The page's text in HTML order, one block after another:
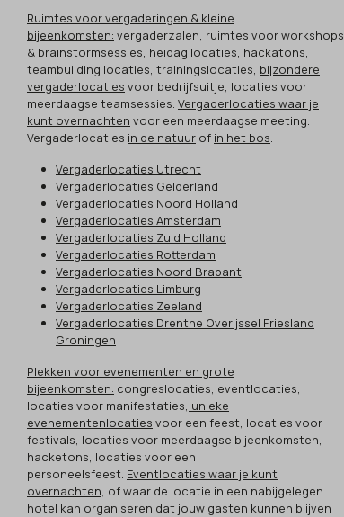
Ruimtes voor vergaderingen & kleine
bijeenkomsten: vergaderzalen, ruimtes voor workshops
& brainstormsessies, heidag locaties, hackatons,
teambuilding locaties, trainingslocaties, bijzondere
vergaderlocaties voor bedrijfsuitje, locaties voor
meerdaagse teamsessies. Vergaderlocaties waar je
kunt overnachten voor een meerdaagse meeting.
Vergaderlocaties in de natuur of in het bos.
Vergaderlocaties Utrecht
Vergaderlocaties Gelderland
Vergaderlocaties Noord Holland
Vergaderlocaties Amsterdam
Vergaderlocaties Zuid Holland
Vergaderlocaties Rotterdam
Vergaderlocaties Noord Brabant
Vergaderlocaties Limburg
Vergaderlocaties Zeeland
Vergaderlocaties Drenthe Overijssel Friesland
Groningen
Plekken voor evenementen en grote
bijeenkomsten: congreslocaties, eventlocaties,
locaties voor manifestaties, unieke
evenementenlocaties voor een feest, locaties voor
festivals, locaties voor meerdaagse bijeenkomsten,
hacketons, locaties voor een
personeelsfeest. Eventlocaties waar je kunt
overnachten, of waar de locatie in een nabijgelegen
hotel kan organiseren dat jouw gasten kunnen blijven